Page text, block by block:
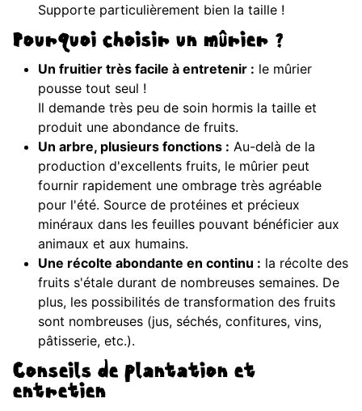
Supporte particulièrement bien la taille !
Pourquoi choisir un mûrier ?
Un fruitier très facile à entretenir : le mûrier
pousse tout seul !
Il demande très peu de soin hormis la taille et
produit une abondance de fruits.
Un arbre, plusieurs fonctions : Au-delà de la
production d'excellents fruits, le mûrier peut
fournir rapidement une ombrage très agréable
pour l'été. Source de protéines et précieux
minéraux dans les feuilles pouvant bénéficier aux
animaux et aux humains.
Une récolte abondante en continu : la récolte des
fruits s'étale durant de nombreuses semaines. De
plus, les possibilités de transformation des fruits
sont nombreuses (jus, séchés, confitures, vins,
pâtisserie, etc.).
Conseils de plantation et
entretien